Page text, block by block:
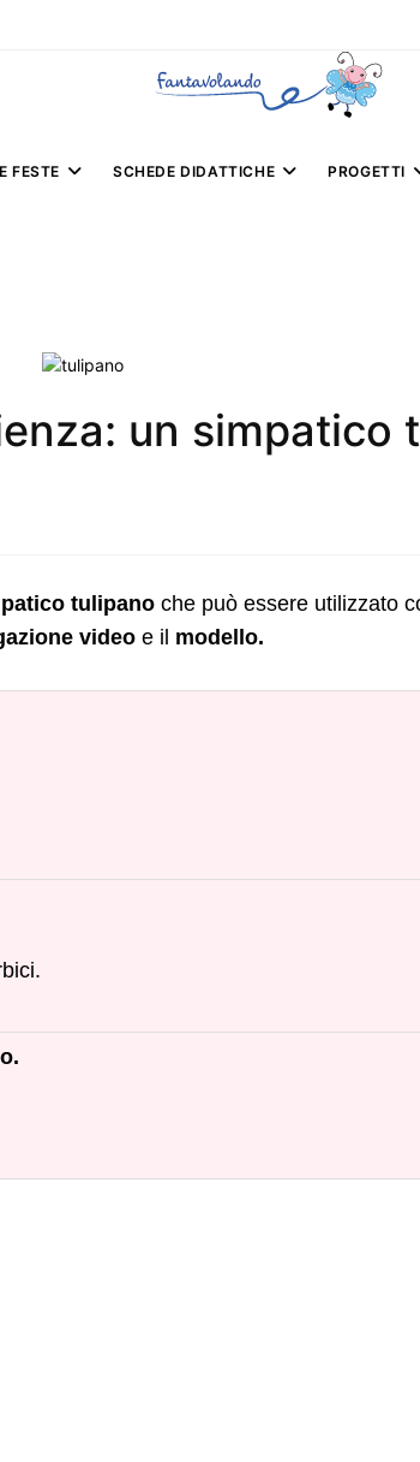
FESTE SCHEDE DIDATTICHE PROGETTI
un simpatico
tulipano che può essere utilizzato
video e il modello.